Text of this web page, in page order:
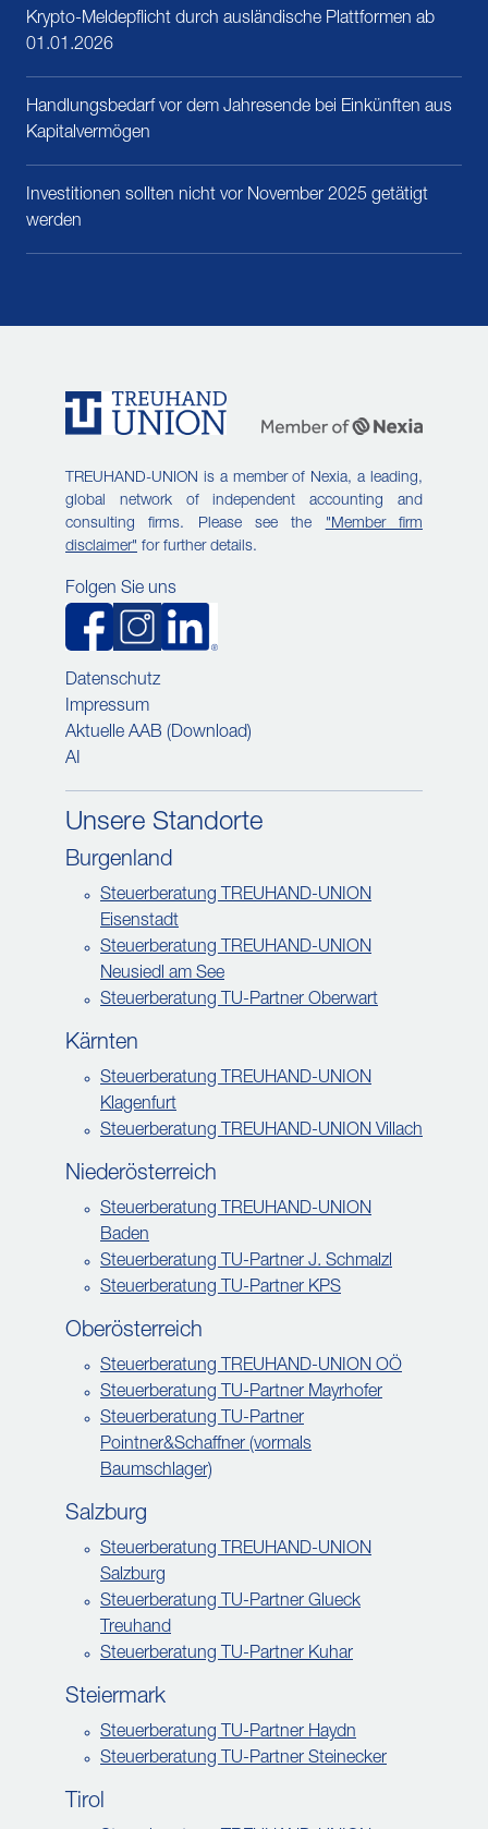
Krypto-Meldepflicht durch ausländische Plattformen ab
01.01.2026
Handlungsbedarf vor dem Jahresende bei Einkünften aus
Kapitalvermögen
Investitionen sollten nicht vor November 2025 getätigt
werden
TREUHAND-UNION is a member of Nexia, a leading,
global network of independent accounting and
consulting firms. Please see the "Member firm
disclaimer" for further details.
Datenschutz
Impressum
Aktuelle AAB (Download)
AI
Folgen Sie uns
Unsere Standorte
Burgenland
Steuerberatung TREUHAND-UNION
Eisenstadt
Steuerberatung TREUHAND-UNION
Neusiedl am See
Steuerberatung TU-Partner Oberwart
Kärnten
Steuerberatung TREUHAND-UNION
Klagenfurt
Steuerberatung TREUHAND-UNION Villach
Niederösterreich
Steuerberatung TREUHAND-UNION
Baden
Steuerberatung TU-Partner J. Schmalzl
Steuerberatung TU-Partner KPS
Oberösterreich
Steuerberatung TREUHAND-UNION OÖ
Steuerberatung TU-Partner Mayrhofer
Steuerberatung TU-Partner
Pointner&Schaffner (vormals
Baumschlager)
Salzburg
Steuerberatung TREUHAND-UNION
Salzburg
Steuerberatung TU-Partner Glueck
Treuhand
Steuerberatung TU-Partner Kuhar
Steiermark
Steuerberatung TU-Partner Haydn
Steuerberatung TU-Partner Steinecker
Tirol